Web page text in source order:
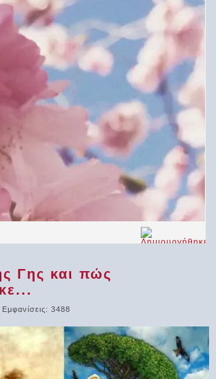
Γης και πώς
Εμφανίσεις: 3488